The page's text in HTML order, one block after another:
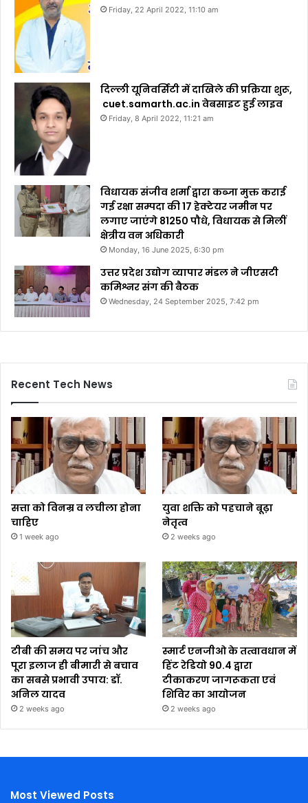
Friday, 22 April 2022, 11:10 am
दिल्ली यूनिवर्सिटी में दाखिले की प्रक्रिया शुरू,
cuet.samarth.ac.in वेबसाइट हुई लाइव
Friday, 8 April 2022, 11:21 am
विधायक संजीव शर्मा द्वारा कब्जा मुक्त कराई
गई रक्षा सम्पदा की 17 हेक्टेयर जमीन पर
लगाए जाएंगे 81250 पौधे, विधायक से मिलीं
क्षेत्रीय वन अधिकारी
Monday, 16 June 2025, 6:30 pm
उत्तर प्रदेश उद्योग व्यापार मंडल ने जीएसटी
कमिश्नर संग की बैठक
Wednesday, 24 September 2025, 7:42 pm
Recent Tech News
सत्ता को विनम्र व लचीला होना
चाहिए
1 week ago
युवा शक्ति को पहचाने बूढ़ा
नेतृत्व
2 weeks ago
टीबी की समय पर जांच और
पूरा इलाज ही बीमारी से बचाव
का सबसे प्रभावी उपाय: डॉ.
अनिल यादव
2 weeks ago
स्मार्ट एनजीओ के तत्वावधान में
हिंट रेडियो 90.4 द्वारा
टीकाकरण जागरूकता एवं
शिविर का आयोजन
2 weeks ago
Most Viewed Posts